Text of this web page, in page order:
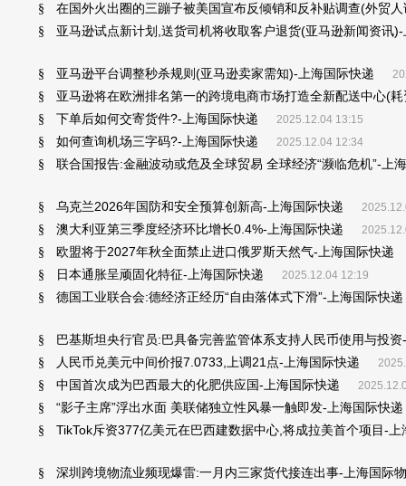
§ 在国外火出圈的三蹦子被美国宣布反倾销和反补贴调查(外贸
§ 亚马逊试点新计划,送货司机将收取客户退货(亚马逊新闻资讯
§ 亚马逊平台调整秒杀规则(亚马逊卖家需知)-上海国际快递
§ 亚马逊将在欧洲排名第一的跨境电商市场打造全新配送中心(
§ 下单后如何交寄货件?-上海国际快递 2025.12.04 13:15
§ 如何查询机场三字码?-上海国际快递 2025.12.04 12:34
§ 联合国报告:金融波动或危及全球贸易 全球经济“濒临危机”-上
§ 乌克兰2026年国防和安全预算创新高-上海国际快递
§ 澳大利亚第三季度经济环比增长0.4%-上海国际快递
§ 欧盟将于2027年秋全面禁止进口俄罗斯天然气-上海国际快递
§ 日本通胀呈顽固化特征-上海国际快递 2025.12.04 12:19
§ 德国工业联合会:德经济正经历“自由落体式下滑”-上海国际快递
§ 巴基斯坦央行官员:巴具备完善监管体系支持人民币使用与投
§ 人民币兑美元中间价报7.0733,上调21点-上海国际快递
§ 中国首次成为巴西最大的化肥供应国-上海国际快递
§ “影子主席”浮出水面 美联储独立性风暴一触即发-上海国际快递
§ TikTok斥资377亿美元在巴西建数据中心,将成拉美首个项目-上
§ 深圳跨境物流业频现爆雷:一月内三家货代接连出事-上海国际